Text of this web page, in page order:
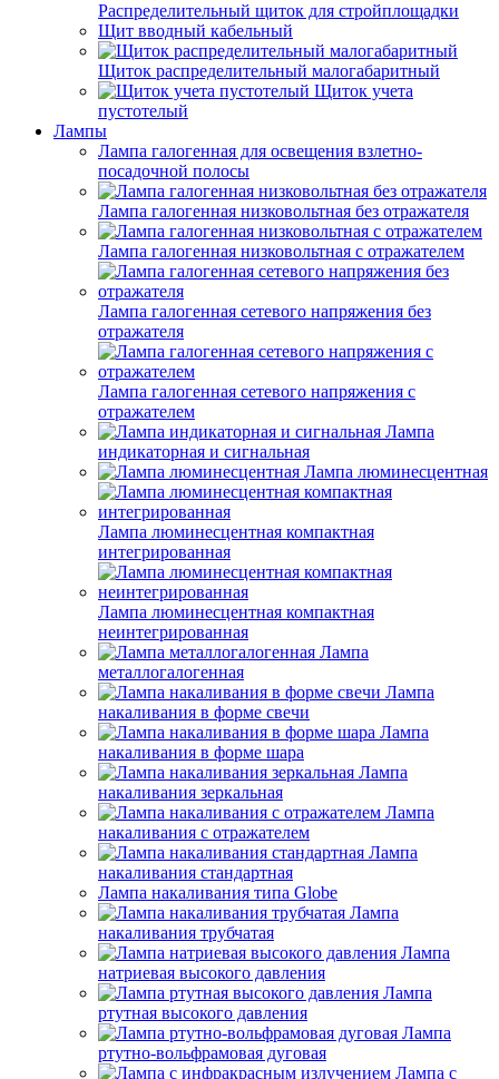
Распределительный щиток для стройплощадки
Щит вводный кабельный
Щиток распределительный малогабаритный
Щиток учета
пустотелый
Лампы
Лампа галогенная для освещения взлетно-
посадочной полосы
Лампа галогенная низковольтная без отражателя
Лампа галогенная низковольтная с отражателем
Лампа галогенная сетевого напряжения без
отражателя
Лампа галогенная сетевого напряжения с
отражателем
Лампа
индикаторная и сигнальная
Лампа люминесцентная
Лампа люминесцентная компактная
интегрированная
Лампа люминесцентная компактная
неинтегрированная
Лампа
металлогалогенная
Лампа
накаливания в форме свечи
Лампа
накаливания в форме шара
Лампа
накаливания зеркальная
Лампа
накаливания с отражателем
Лампа
накаливания стандартная
Лампа накаливания типа Globe
Лампа
накаливания трубчатая
Лампа
натриевая высокого давления
Лампа
ртутная высокого давления
Лампа
ртутно-вольфрамовая дуговая
Лампа с